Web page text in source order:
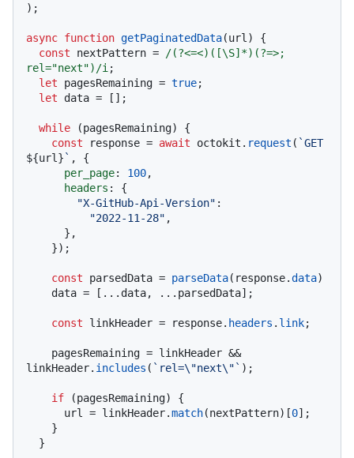
);
async function getPaginatedData(url ) {
const nextPattern =
/(?<=<)([\S]*)(?=>;
rel="next")/i ;
let pagesRemaining = true;
let data = [];
while (pagesRemaining) {
const response = await octokit. request (
`GET
${url} ` , {
per_page: 100,
headers : {
"X-GitHub-Api-Version" :
"2022-11-28" ,
const parsedData = parseData(response.data)
const linkHeader = response. headers . link;
linkHeader. includes ( `rel=\"next\"` );
if (pagesRemaining) {
      url = linkHeader.
match(nextPattern)[0];